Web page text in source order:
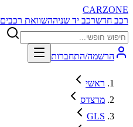
CARZONE
רכב חדשרכב יד שניההשוואת רכבים
הרשמה/התחברות
ראשי
מרצדס
GLS